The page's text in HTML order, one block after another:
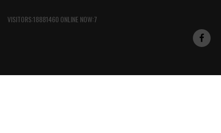
VISITORS:18881460 ONLINE NOW:7